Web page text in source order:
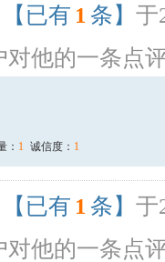
【已有 1 条】 于
对他的一条点
： 1 诚信度： 1
【已有 1 条】 于
对他的一条点